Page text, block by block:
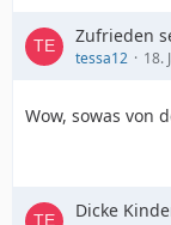
Zufrieden
tessa12 18.
Wow, sowas von
Dicke